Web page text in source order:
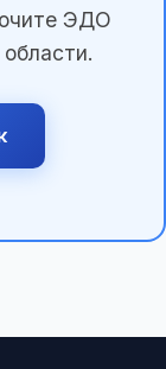
ЭДО